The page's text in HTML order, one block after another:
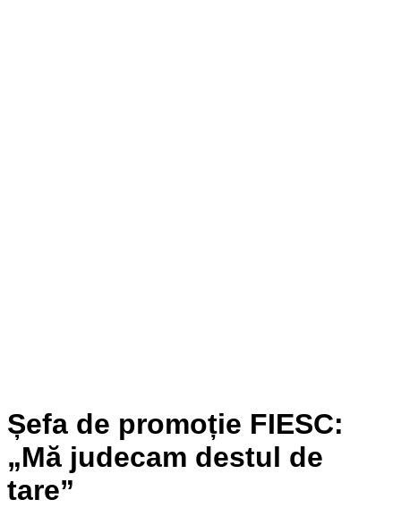
Șefa de promoție FIESC:
„Mă judecam destul de
tare”